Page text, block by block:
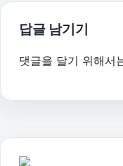
답글 남기기
댓글을 달기 위해서